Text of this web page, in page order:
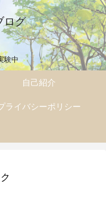
ログ
験中
自己紹介
ライバシーポリシー